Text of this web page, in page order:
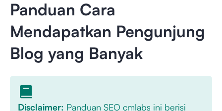
Panduan Cara
Mendapatkan Pengunjung
Blog yang Banyak
Disclaimer: Panduan SEO cmlabs ini berisi